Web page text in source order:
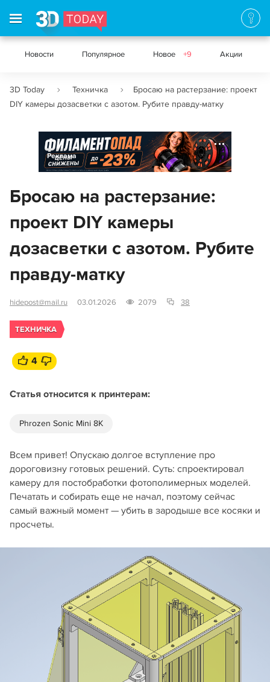
Новости Популярное Новое +9 Акции
3D Today Техничка
Бросаю на растерзание: проект
DIY камеры дозасветки с азотом. Рубите правду-матку
Реклама
Бросаю на растерзание:
проект DIY камеры
дозасветки с азотом. Рубите
правду-матку
hidepost@mail.ru 03.01.2026 2079 38
ТЕХНИЧКА
4
Статья относится к принтерам:
Phrozen Sonic Mini 8K
Всем привет! Опускаю долгое вступление про
дороговизну готовых решений. Суть: спроектировал
камеру для постобработки фотополимерных моделей.
Печатать и собирать еще не начал, поэтому сейчас
самый важный момент — убить в зародыше все косяки и
просчеты.